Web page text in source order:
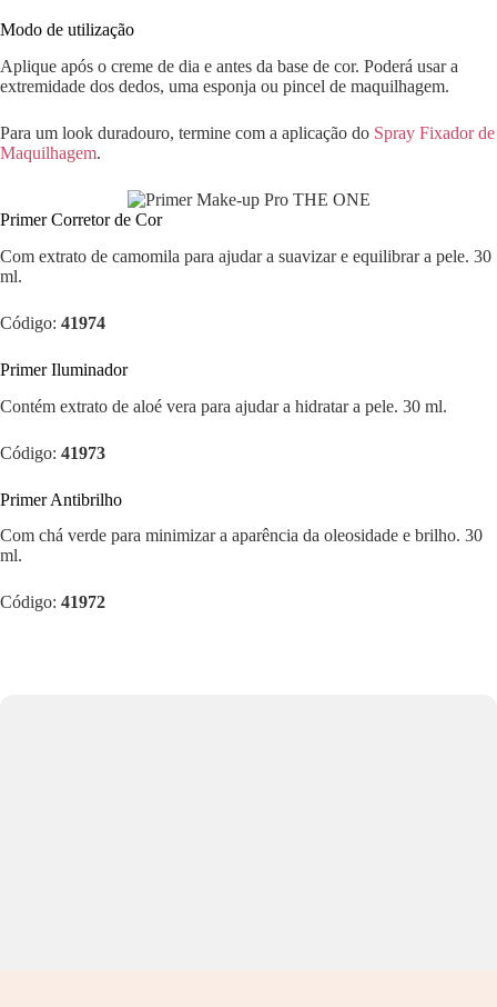
Modo de utilização
Aplique após o creme de dia e antes da base de cor. Poderá usar a
extremidade dos dedos, uma esponja ou pincel de maquilhagem.
Para um look duradouro, termine com a aplicação do Spray Fixador de
Maquilhagem.
Primer Corretor de Cor
Com extrato de camomila para ajudar a suavizar e equilibrar a pele. 30
ml.
Código: 41974
Primer Iluminador
Contém extrato de aloé vera para ajudar a hidratar a pele. 30 ml.
Código: 41973
Primer Antibrilho
Com chá verde para minimizar a aparência da oleosidade e brilho. 30
ml.
Código: 41972